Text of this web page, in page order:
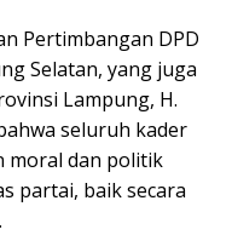
Pertimbangan DPD
Selatan, yang juga
Lampung, H.
seluruh kader
moral dan politik
partai, baik secara